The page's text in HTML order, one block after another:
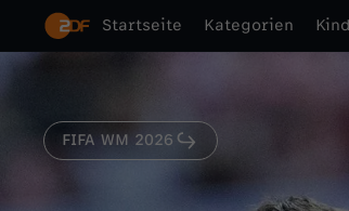
Startseite Kategorien
FIFA WM 2026